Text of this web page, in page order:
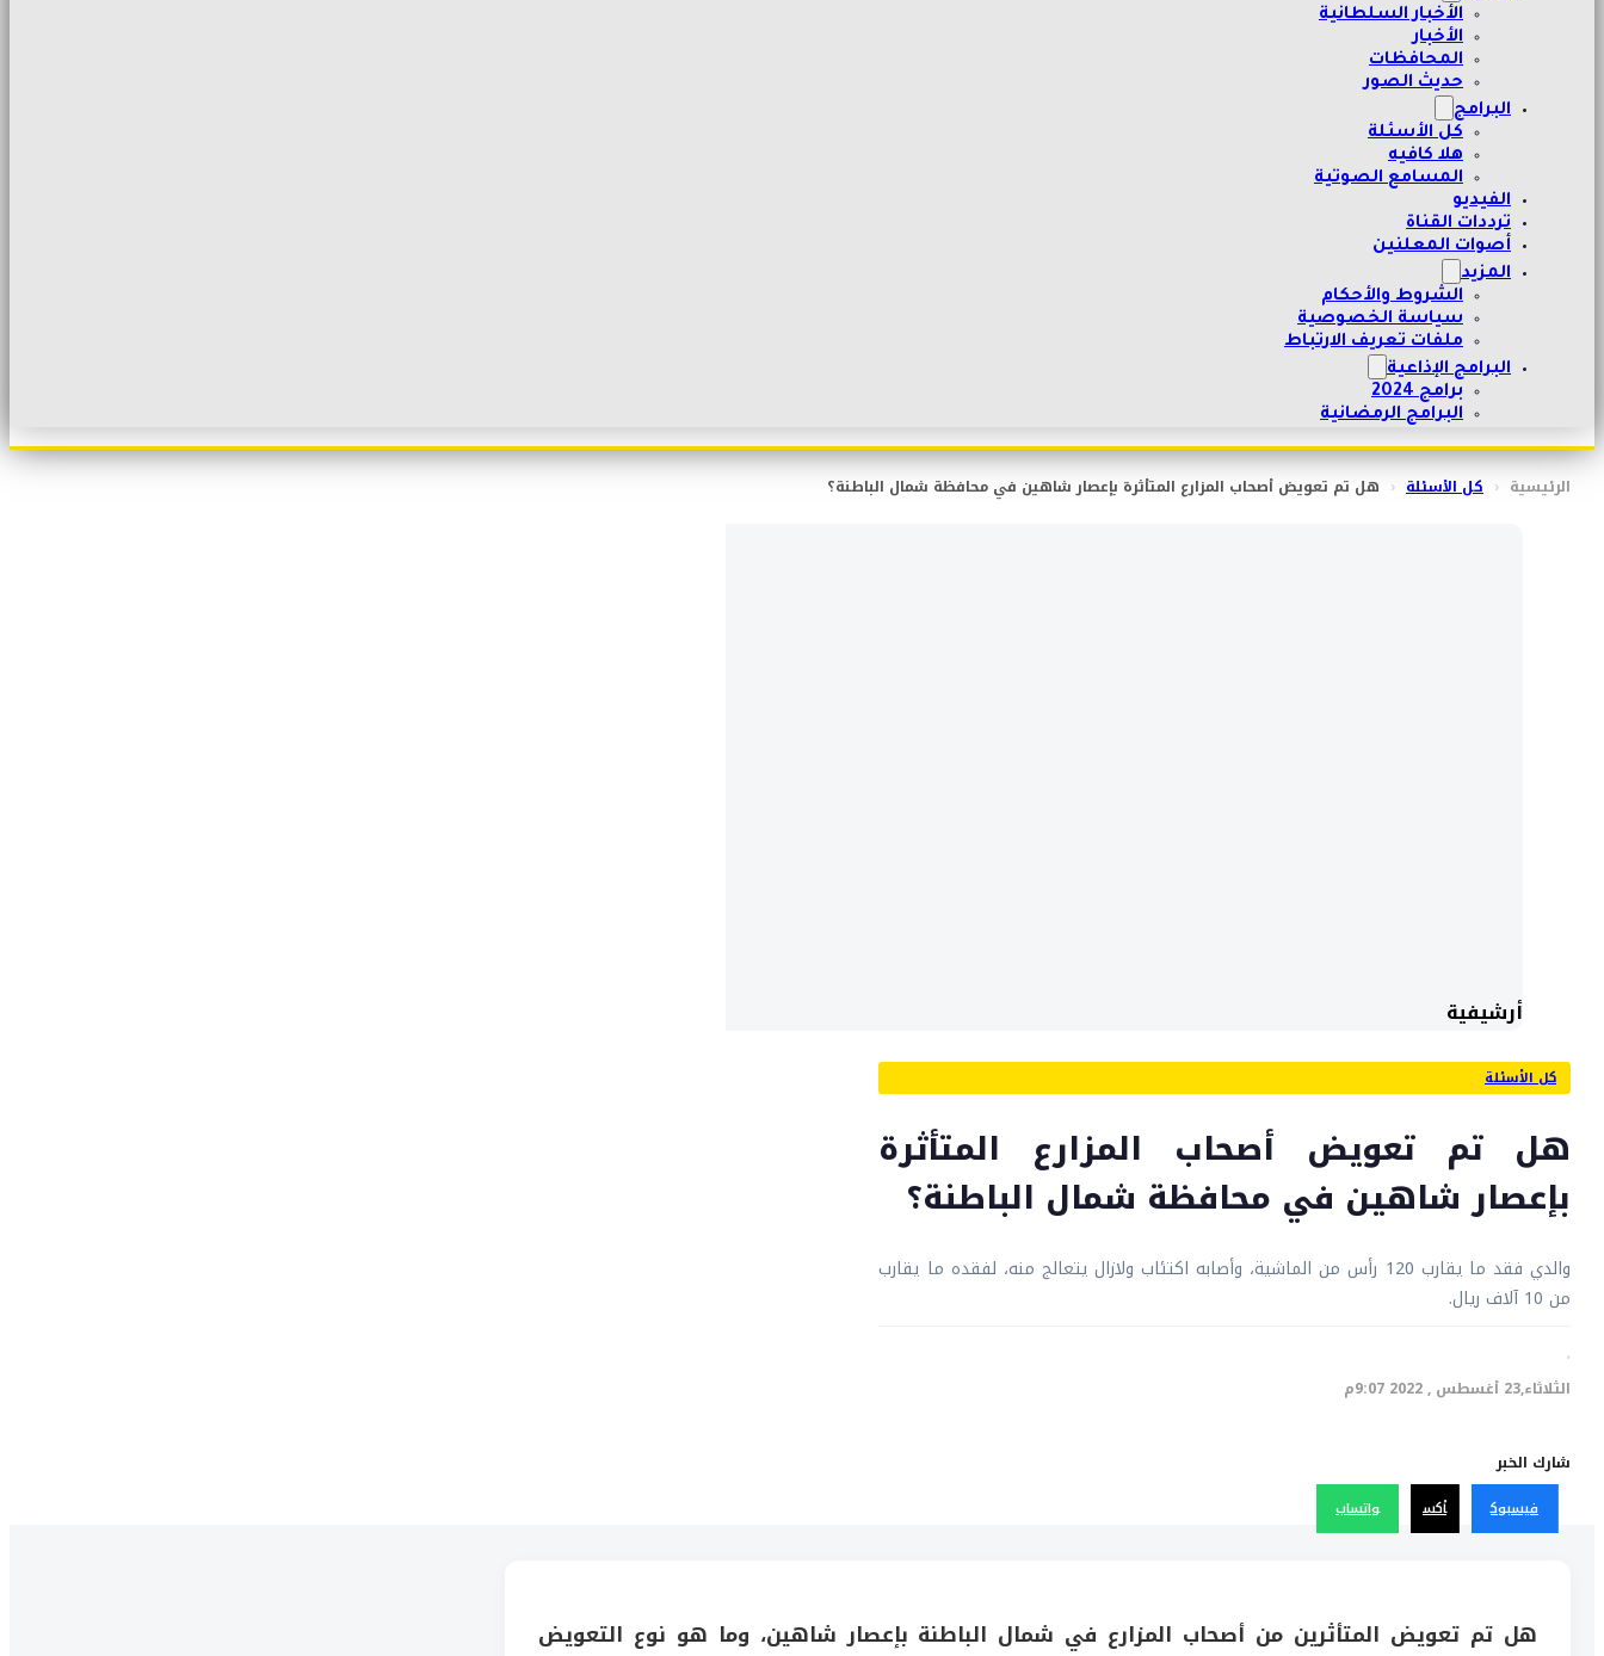
الأخبار السلطانية
الأخبار
المحافظات
حديث الصور
البرامج
كل الأسئلة
هلا كافيه
المسامع الصوتية
الفيديو
ترددات القناة
أصوات المعلنين
المزيد
الشروط والأحكام
سياسة الخصوصية
ملفات تعريف الارتباط
البرامج الإذاعية
برامج 2024
البرامج الرمضانية
الرئيسية ‹ كل الأسئلة ‹ هل تم تعويض أصحاب المزارع المتأثرة بإعصار شاهين في محافظة شمال الباطنة؟
أرشيفية
كل الأسئلة
هل تم تعويض أصحاب المزارع المتأثرة
بإعصار شاهين في محافظة شمال الباطنة؟
والدي فقد ما يقارب 120 رأس من الماشية، وأصابه اكتئاب ولازال يتعالج منه، لفقده ما يقارب
من 10 آلاف ريال.
·
الثلاثاء,23 أغسطس , 2022 9:07م
شارك الخبر
فيسبوك أكس واتساب
هل تم تعويض المتأثرين من أصحاب المزارع في شمال الباطنة بإعصار شاهين، وما هو نوع التعويض